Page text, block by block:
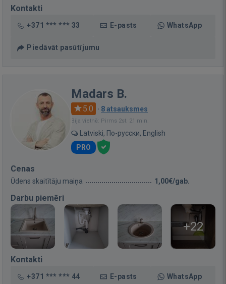
Kontakti
+371 *** *** 33 E-pasts WhatsApp
Piedāvāt pasūtījumu
Madars B.
5.0 · 8 atsauksmes
Bija vietnē: Pirms 2st. 21 min.
Latviski, По-русски, English
PRO
Cenas
Ūdens skaitītāju maiņa 1,00€/gab.
Darbu piemēri
+22
Kontakti
+371 *** *** 44 E-pasts WhatsApp